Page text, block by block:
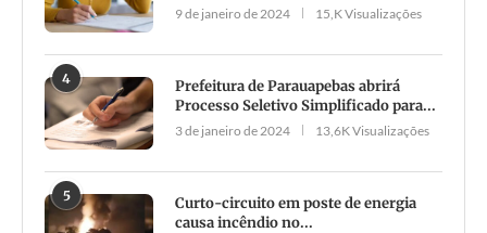
9 de janeiro de 2024 15,K Visualizações
4
Prefeitura de Parauapebas abrirá
Processo Seletivo Simplificado para...
3 de janeiro de 2024 13,6K Visualizações
5
Curto-circuito em poste de energia
causa incêndio no...